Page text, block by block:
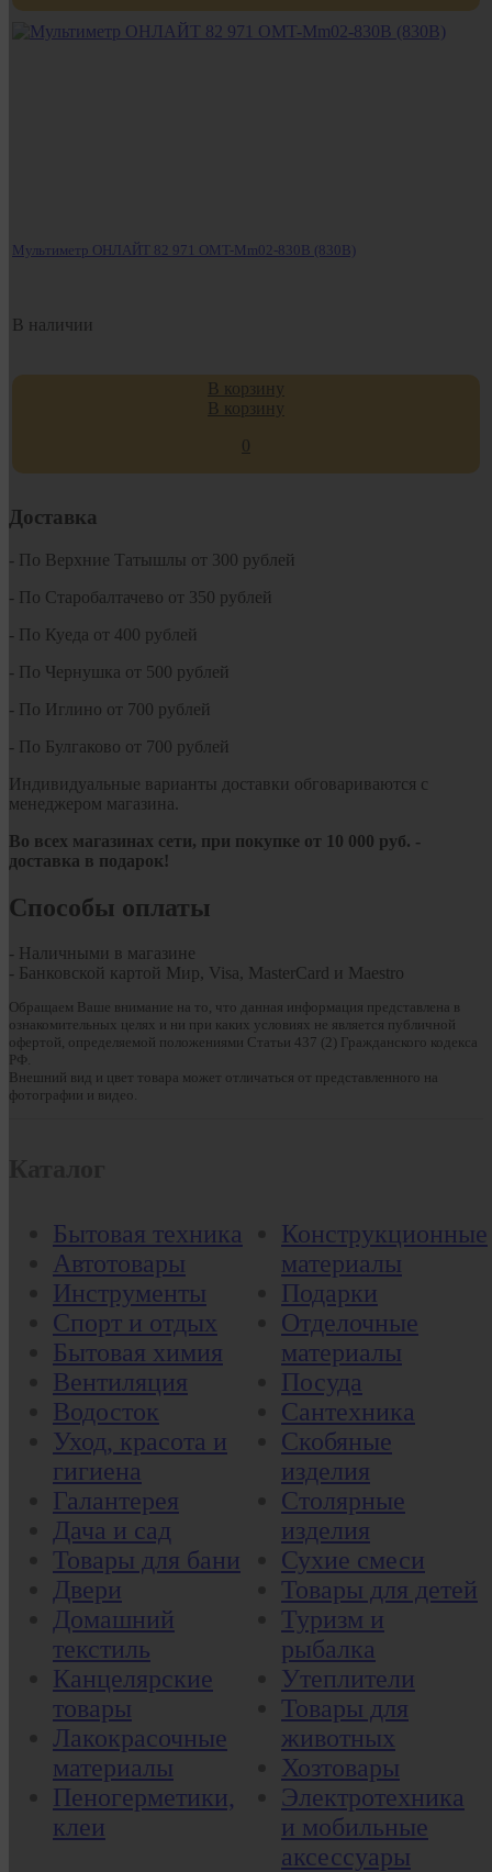
Мультиметр ОНЛАЙТ 82 971 OMT-Mm02-830B (830B)
В наличии
В корзину
В корзину
0
Доставка
- По Верхние Татышлы от 300 рублей
- По Старобалтачево от 350 рублей
- По Куеда от 400 рублей
- По Чернушка от 500 рублей
- По Иглино от 700 рублей
- По Булгаково от 700 рублей
Индивидуальные варианты доставки обговариваются с
менеджером магазина.
Во всех магазинах сети, при покупке от 10 000 руб. -
доставка в подарок!
Способы оплаты
- Наличными в магазине
- Банковской картой Мир, Visa, MasterCard и Maestro
Обращаем Ваше внимание на то, что данная информация представлена в
ознакомительных целях и ни при каких условиях не является публичной
офертой, определяемой положениями Статьи 437 (2) Гражданского кодекса
РФ.
Внешний вид и цвет товара может отличаться от представленного на
фотографии и видео.
Бытовая техника
Автотовары
Инструменты
Спорт и отдых
Бытовая химия
Вентиляция
Водосток
Уход, красота и
гигиена
Галантерея
Дача и сад
Товары для бани
Двери
Домашний
текстиль
Канцелярские
товары
Лакокрасочные
материалы
Пеногерметики,
клеи
Конструкционные
материалы
Подарки
Отделочные
материалы
Посуда
Сантехника
Скобяные
изделия
Столярные
изделия
Сухие смеси
Товары для детей
Туризм и
рыбалка
Утеплители
Товары для
животных
Хозтовары
Электротехника
и мобильные
аксессуары